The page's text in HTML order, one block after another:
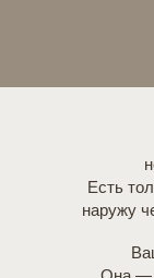
Есть
наружу
женской силы,